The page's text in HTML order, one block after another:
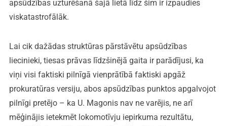
apsūdzības uzturēšanā šajā lietā līdz šim ir izpaudies
viskatastrofālāk.
Lai cik dažādas struktūras pārstāvētu apsūdzības
liecinieki, tiesas prāvas līdzšinējā gaita ir parādījusi, ka
viņi visi faktiski pilnīgā vienprātībā faktiski apgāž
prokuratūras versiju, abos apsūdzības punktos apgalvojot
pilnīgi pretējo – ka U. Magonis nav ne varējis, ne arī
mēģinājis ietekmēt lokomotīvju iepirkuma rezultātu,